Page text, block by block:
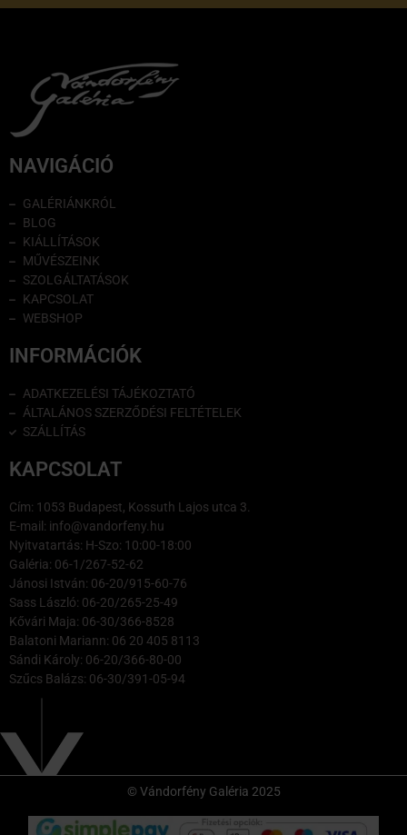
NAVIGÁCIÓ
GALÉRIÁNKRÓL
BLOG
KIÁLLÍTÁSOK
MŰVÉSZEINK
SZOLGÁLTATÁSOK
KAPCSOLAT
WEBSHOP
INFORMÁCIÓK
ADATKEZELÉSI TÁJÉKOZTATÓ
ÁLTALÁNOS SZERZŐDÉSI FELTÉTELEK
SZÁLLÍTÁS
KAPCSOLAT
Cím: 1053 Budapest, Kossuth Lajos utca 3.
E-mail: info@vandorfeny.hu
Nyitvatartás: H-Szo: 10:00-18:00
Galéria: 06-1/267-52-62
Jánosi István: 06-20/915-60-76
Sass László: 06-20/265-25-49
Kővári Maja: 06-30/366-8528
Balatoni Mariann: 06 20 405 8113
Sándi Károly: 06-20/366-80-00
Szűcs Balázs: 06-30/391-05-94
© Vándorfény Galéria 2025